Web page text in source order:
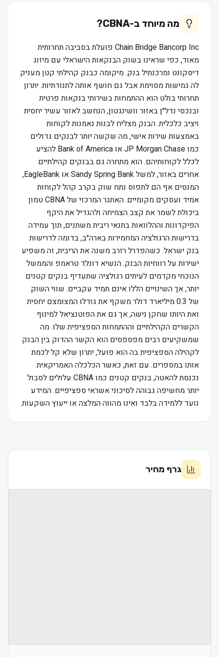
מה מיוחד ב-CBNA
?
Chain Bridge Bancorp Inc פועלת בסביבה תחרותית
מאוד, כפי שראינו בשוק הבנקאות הישראלי עם מיזוג
דיסקונט ומרכנתיל בנק. מיקומה כבנק קהילתי קטן מעניק
לה גמישות מסוימת אבל גם חושף אותה לתנודתיות. יתרון
תחרותי בולט הוא ההתמחות בשירותי בנקאות פרטית
ובנכסי נדל״ן באזור וושינגטון, הנחשב לאזור עשיר יחסית
ויציב כלכלית. הבנק מצליח לבנות נאמנות לקוחות
באמצעות שירות אישי, מה שקשה יותר לבנקים גדולים
כמו JP Morgan Chase או Bank of America להציע
לכלל לקוחותיהם. הוא מתחרה גם בבנקים קהילתיים
אחרים באזור, למשל Sandy Spring Bank או EagleBank,
המנסים אף הם לתפוס נתח שוק בקרב קהל לקוחות
אמיד ועסקים מקומיים. האתגר המרכזי של CBNA טמון
ביכולת לשמר את קצב הצמיחה ולהגדיל את היקף
הפיקדונות וההלוואות בתנאי ריבית משתנים, תוך עמידה
בדרישות הרגולציה המחמירות בארה״ב, בדומה לדרישות
בנק ישראל. כשהפדרל רזרב משנה את הריבית, זה משפיע
ישירות על רווחיות הבנק. הנשיא דונלד טראמפ והממשל
הנוכחי מקדמים לעיתים רגולציה שתעדיף בנקים קטנים
יותר, אך השינויים הללו אינם תמיד עקביים. שווי השוק
של 0.3 מיליארד דולר משקף את גודלו המצומצם יחסית
ואת היותו שחקן נישה, אך גם את הפוטנציאל למינוף
הקשרים הקהילתיים וההתמחות הספציפית שלו. מה
שמשקיעים רבים מפספסים הוא הקשר ההדוק בין הבנק
לקהילה הספציפית בה הוא פועל, יתרון שלא קל לכמת
אותו במספרים. עם זאת, כאשר הכלכלה האמריקאית
נכנסת להאטה, בנקים קטנים כמו CBNA עלולים לסבול
יותר מחשיפה גבוהה לסיכוני אשראי ספציפיים. המידע
נועד ללמידה בלבד ואינו מהווה המלצה או ייעוץ השקעות.
גרף מחיר